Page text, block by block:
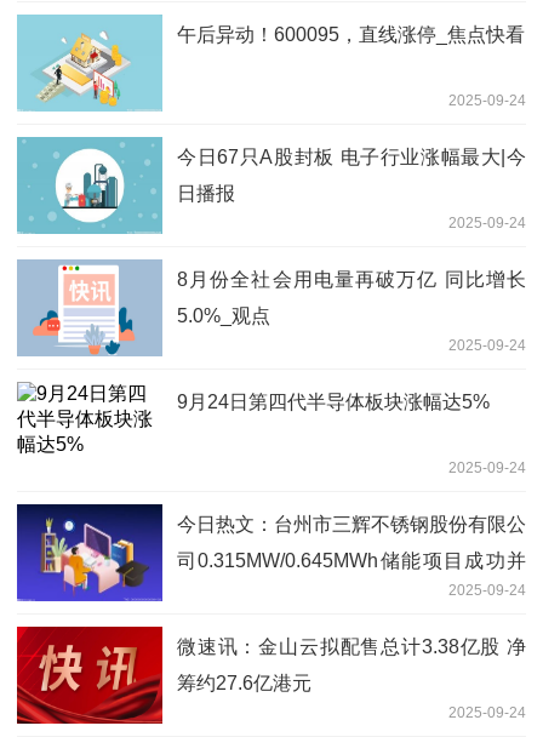
午后异动！600095，直线涨停_焦点快看
2025-09-24
今日67只A股封板 电子行业涨幅最大|今
日播报
2025-09-24
8月份全社会用电量再破万亿 同比增长
5.0%_观点
2025-09-24
9月24日第四代半导体板块涨幅达5%
2025-09-24
今日热文：台州市三辉不锈钢股份有限公
司0.315MW/0.645MWh储能项目成功并
2025-09-24
微速讯：金山云拟配售总计3.38亿股 净
筹约27.6亿港元
2025-09-24